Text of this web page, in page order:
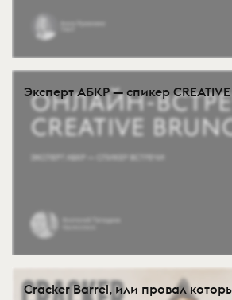
Эксперт АБКР — спикер CREATIVE
Cracker Barrel, или провал